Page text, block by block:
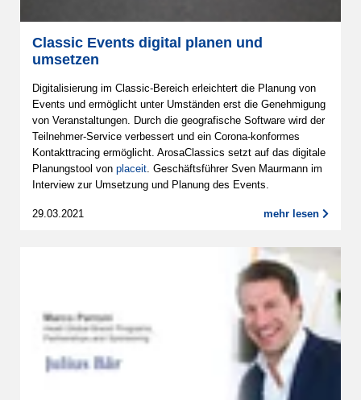
Classic Events digital planen und
umsetzen
Digitalisierung im Classic-Bereich erleichtert die Planung von
Events und ermöglicht unter Umständen erst die Genehmigung
von Veranstaltungen. Durch die geografische Software wird der
Teilnehmer-Service verbessert und ein Corona-konformes
Kontakttracing ermöglicht. ArosaClassics setzt auf das digitale
Planungstool von placeit . Geschäftsführer Sven Maurmann im
Interview zur Umsetzung und Planung des Events.
29.03.2021 mehr lesen